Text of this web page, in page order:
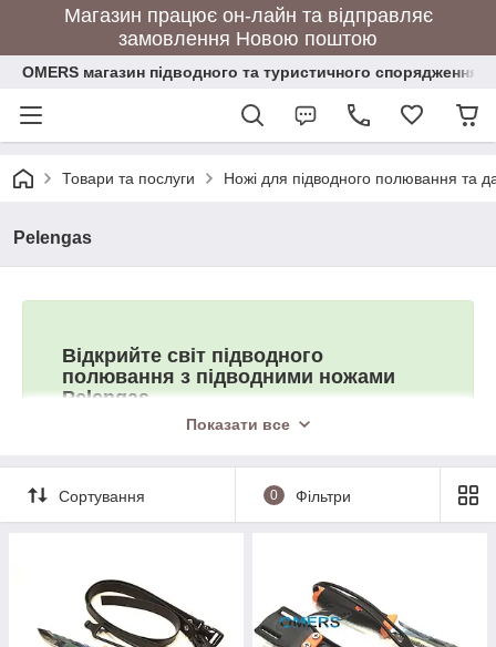
Магазин працює он-лайн та відправляє
замовлення Новою поштою
OMERS магазин підводного та туристичного спорядження
Товари та послуги Ножі для підводного полювання та
Pelengas
Відкрийте світ підводного
полювання з підводними ножами
Pelengas
Підводні ножі Pelengas є винятковою комбінацією
розроблені з урахуванням усіх особливостей
підводного полювання, забезпечуючи максимальну
2. Продуманий дизайн: підводні ножі Pelengas мають
ергономічний дизайн, що забезпечує зручність і
точність при використанні.
Показати все
Сортування 0 Фільтри